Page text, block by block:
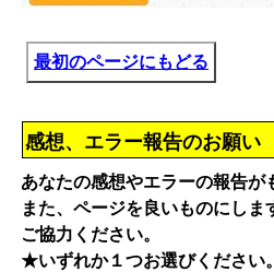
最初のページにもどる
感想、エラー報告のお願い
あなたの感想やエラーの報告が
また、ページを良いものにしま
ご協力ください。
★いずれか１つお選びください。